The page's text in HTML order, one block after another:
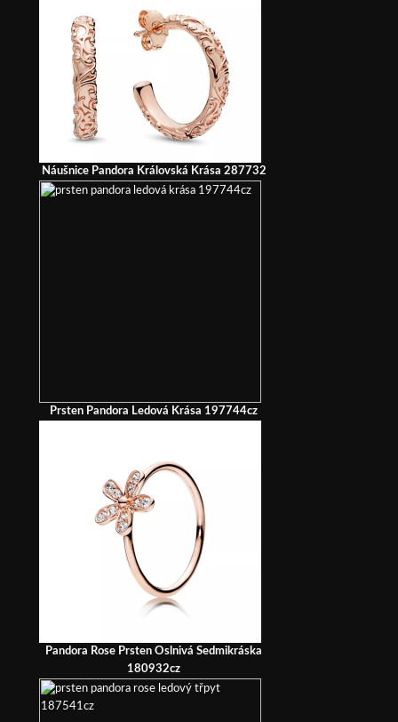
Náušnice Pandora Královská Krása 287732
Prsten Pandora Ledová Krása 197744cz
Pandora Rose Prsten Oslnivá Sedmikráska
180932cz